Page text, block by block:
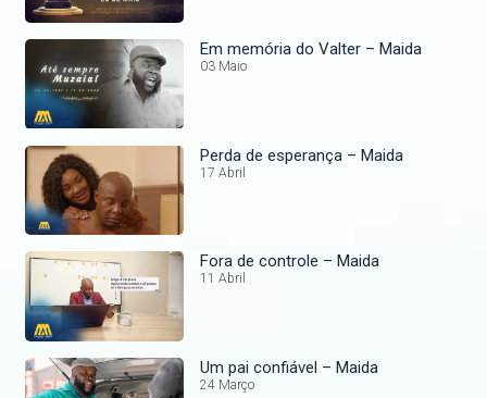
Em memória do Valter – Maida
03 Maio
Perda de esperança – Maida
17 Abril
Fora de controle – Maida
11 Abril
Um pai confiável – Maida
24 Março